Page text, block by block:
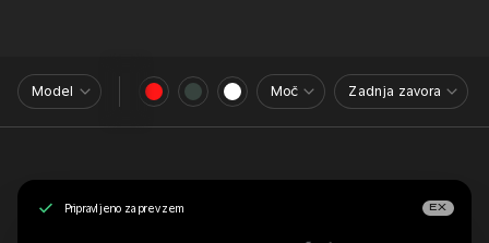
Model Moč Zadnja zavora
Pripravljeno za prevzem EX